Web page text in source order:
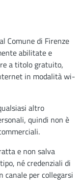
Comune di Firenze
abilitate e
a titolo gratuito,
in modalità wi-
altro
quindi non è
e non salva
né credenziali di
canale per collegarsi